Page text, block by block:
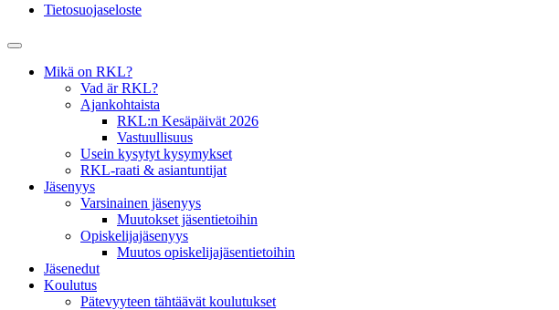
Tietosuojaseloste
Mikä on RKL?
Vad är RKL?
Ajankohtaista
RKL:n Kesäpäivät 2026
Vastuullisuus
Usein kysytyt kysymykset
RKL-raati & asiantuntijat
Jäsenyys
Varsinainen jäsenyys
Muutokset jäsentietoihin
Opiskelijajäsenyys
Muutos opiskelijajäsentietoihin
Jäsenedut
Koulutus
Pätevyyteen tähtäävät koulutukset